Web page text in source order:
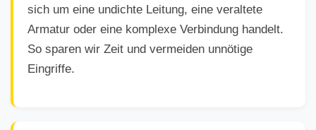
sich um eine undichte Leitung, eine veraltete
Armatur oder eine komplexe Verbindung handelt.
So sparen wir Zeit und vermeiden unnötige
Eingriffe.